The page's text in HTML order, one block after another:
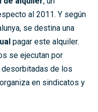
al 2011. Y según
se destina una
pagar este alquiler.
se ejecutan por
de los
en sindicatos y